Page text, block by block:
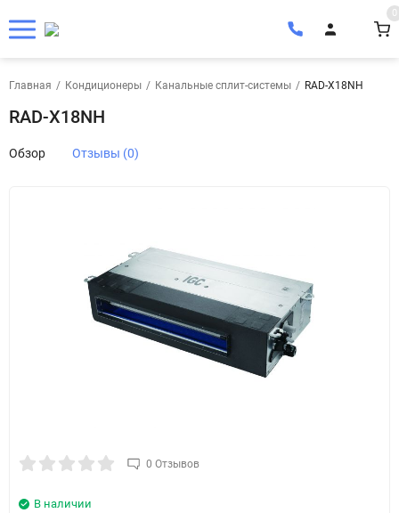
0
Главная / Кондиционеры / Канальные сплит-системы / RAD-X18NH
RAD-X18NH
Обзор Отзывы (0)
0 Отзывов
В наличии